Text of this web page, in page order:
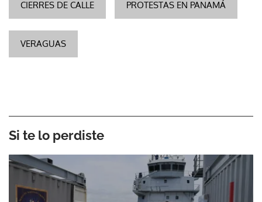
CIERRES DE CALLE PROTESTAS EN PANAMÁ
VERAGUAS
Si te lo perdiste